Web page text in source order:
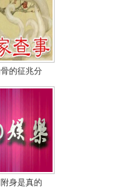
的征兆分
的人死后会
身是真的